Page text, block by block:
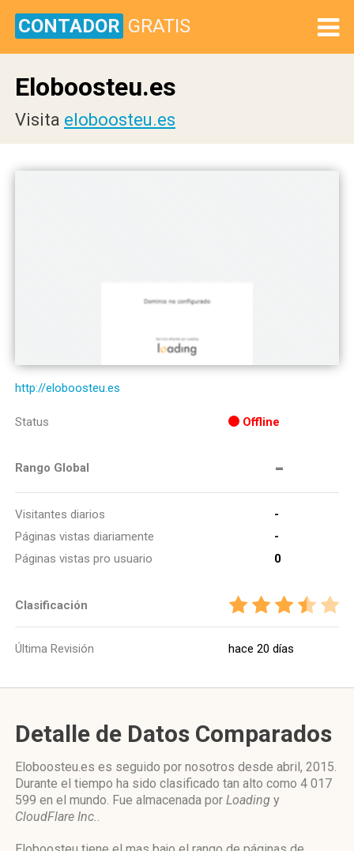
CONTADOR GRATIS
Eloboosteu.es
Visita eloboosteu.es
http://eloboosteu.es
Status Offline
Rango Global -
Visitantes diarios
-
Páginas vistas diariamente
-
Páginas vistas pro usuario
0
Clasificación
Última Revisión hace 20 días
Detalle de Datos Comparados
Eloboosteu.es es seguido por nosotros desde abril, 2015.
Durante el tiempo ha sido clasificado tan alto como 4 017
599 en el mundo. Fue almacenada por Loading y
CloudFlare Inc..